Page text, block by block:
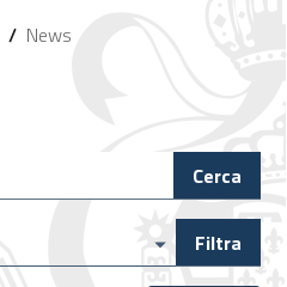
/ News
Cerca
Filtra